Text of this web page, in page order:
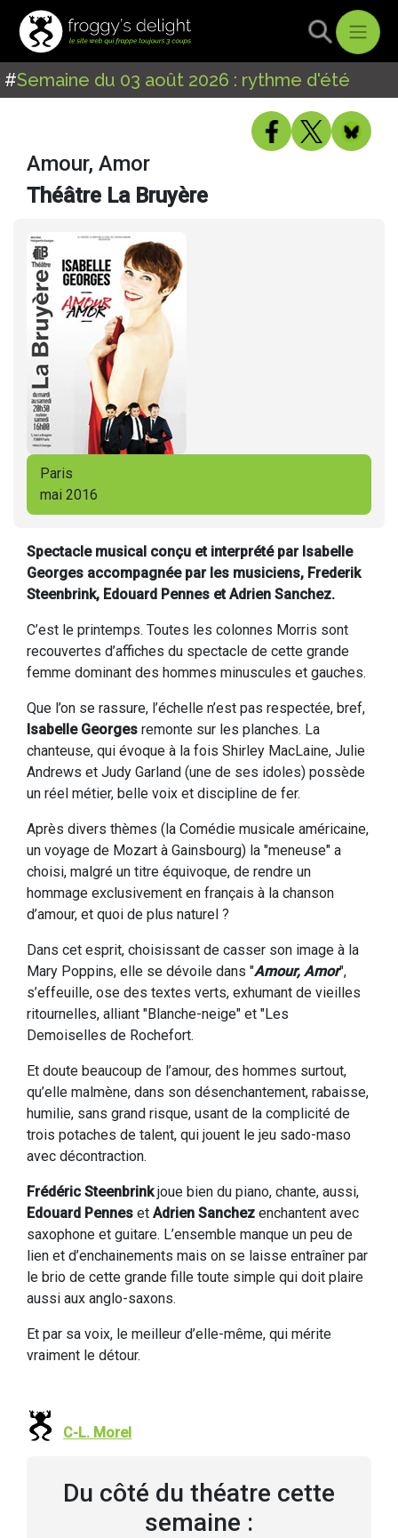
#Semaine du 03 août 2026 : rythme d'été
Amour, Amor
Théâtre La Bruyère
Paris
mai 2016
Spectacle musical conçu et interprété par Isabelle
Georges accompagnée par les musiciens, Frederik
Steenbrink, Edouard Pennes et Adrien Sanchez.
C’est le printemps. Toutes les colonnes Morris sont
recouvertes d’affiches du spectacle de cette grande
femme dominant des hommes minuscules et gauches.
Que l’on se rassure, l’échelle n’est pas respectée, bref,
Isabelle Georges remonte sur les planches. La
chanteuse, qui évoque à la fois Shirley MacLaine, Julie
Andrews et Judy Garland (une de ses idoles) possède
un réel métier, belle voix et discipline de fer.
Après divers thèmes (la Comédie musicale américaine,
un voyage de Mozart à Gainsbourg) la "meneuse" a
choisi, malgré un titre équivoque, de rendre un
hommage exclusivement en français à la chanson
d’amour, et quoi de plus naturel ?
Dans cet esprit, choisissant de casser son image à la
Mary Poppins, elle se dévoile dans "Amour, Amor",
s’effeuille, ose des textes verts, exhumant de vieilles
ritournelles, alliant "Blanche-neige" et "Les
Demoiselles de Rochefort.
Et doute beaucoup de l’amour, des hommes surtout,
qu’elle malmène, dans son désenchantement, rabaisse,
humilie, sans grand risque, usant de la complicité de
trois potaches de talent, qui jouent le jeu sado-maso
avec décontraction.
Frédéric Steenbrinkjoue bien du piano, chante, aussi,
Edouard Pennes et Adrien Sanchez enchantent avec
saxophone et guitare. L’ensemble manque un peu de
lien et d’enchainements mais on se laisse entraîner par
le brio de cette grande fille toute simple qui doit plaire
aussi aux anglo-saxons.
Et par sa voix, le meilleur d’elle-même, qui mérite
vraiment le détour.
C-L. Morel
Du côté du théatre cette
semaine :